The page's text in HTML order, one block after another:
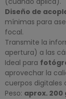
Diseño de
mínimas para
focal.
Transmite la
apertura) a las
Ideal para
aprovechar la
cuerpos digitales
Peso: aprox. 200